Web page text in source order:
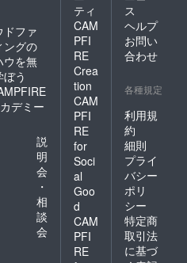
ドファ
ングの
ウを無
う
デミー
説
明
会
・
相
談
会
ティ
CAM
PFI
RE
Crea
tion
CAM
PFI
RE
for
Soci
al
Goo
d
CAM
PFI
RE
ス
ヘルプ
お問い
合わせ
各種規定
利用規
約
細則
プライ
バシー
ポリ
シー
特定商
取引法
に基づ